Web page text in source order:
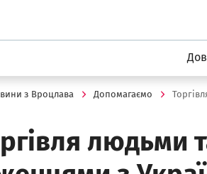
з Вроцлава Допомагаємо
людьми